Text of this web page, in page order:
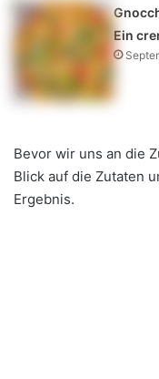
Ein
Bevor wir uns an die
Blick auf die Zutaten
Ergebnis.